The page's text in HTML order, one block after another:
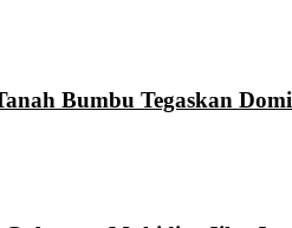
Bumbu Tegaskan